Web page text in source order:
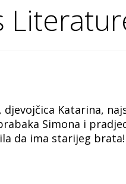
djevojčica Katarina,
Simona i
da ima starijeg brata!